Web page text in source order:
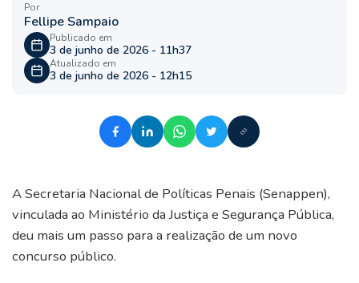
Por
Fellipe Sampaio
Publicado em
3 de junho de 2026 - 11h37
Atualizado em
3 de junho de 2026 - 12h15
A Secretaria Nacional de Políticas Penais (Senappen),
vinculada ao Ministério da Justiça e Segurança Pública,
deu mais um passo para a realização de um novo
concurso público.